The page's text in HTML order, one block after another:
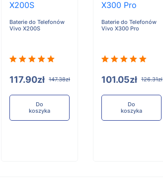
Baterie do Telefonów
Vivo X200S
117.90zł 147.38zł
Do
koszyka
Baterie do Telefonów
Vivo X300 Pro
101.05zł 126.31zł
Do
koszyka